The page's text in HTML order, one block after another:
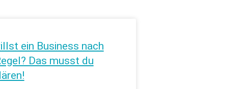
ein Business nach
Das musst du